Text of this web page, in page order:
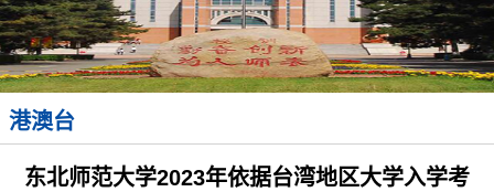
港澳台
东北师范大学2023年依据台湾地区大学入学考